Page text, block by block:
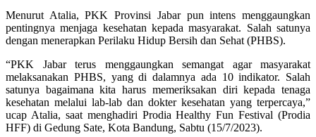
Menurut Atalia, PKK Provinsi Jabar pun intens menggaungkan
pentingnya menjaga kesehatan kepada masyarakat. Salah satunya
dengan menerapkan Perilaku Hidup Bersih dan Sehat (PHBS).
“PKK Jabar terus menggaungkan semangat agar masyarakat
melaksanakan PHBS, yang di dalamnya ada 10 indikator. Salah
satunya bagaimana kita harus memeriksakan diri kepada tenaga
kesehatan melalui lab-lab dan dokter kesehatan yang terpercaya,”
ucap Atalia, saat menghadiri Prodia Healthy Fun Festival (Prodia
HFF) di Gedung Sate, Kota Bandung, Sabtu (15/7/2023).